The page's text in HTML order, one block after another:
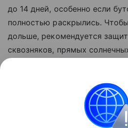
до 14 дней, особенно если
полностью раскрылись.
дольше, рекомендуется
сквозняков, прямых
рекомендуется менять раз в
одновременно подрезая